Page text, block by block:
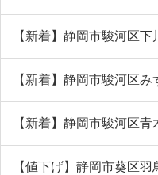
【新着】静岡市駿河区
【新着】静岡市駿河区
【新着】静岡市駿河区青
【値下げ】静岡市葵区